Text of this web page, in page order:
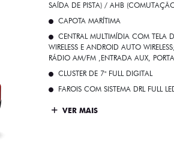
SAÍDA DE PISTA) / AHB
CAPOTA MARÍTIMA
CENTRAL MULTIMÍDIA COM TELA
WIRELESS E ANDROID AUTO
RÁDIO AM/FM ,ENTRADA AUX,
CLUSTER DE 7" FULL DIGITAL
FAROIS COM SISTEMA DRL FULL
VER MAIS